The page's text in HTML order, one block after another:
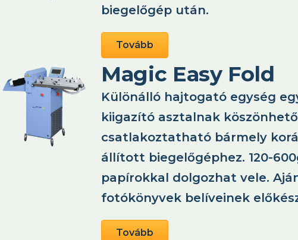
biegelőgép után.
Tovább
Magic Easy Fold
Különálló hajtogató egység
kiigazító asztalnak
csatlakoztatható bármely
állított biegelőgéphez. 120-
papírokkal dolgozhat vele.
fotókönyvek belíveinek
Tovább